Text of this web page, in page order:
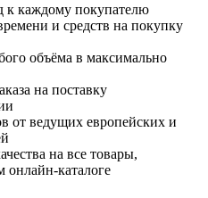
к каждому покупателю
и средств на покупку
объёма в максимально
на поставку
от ведущих европейских и
на все товары,
онлайн-каталоге